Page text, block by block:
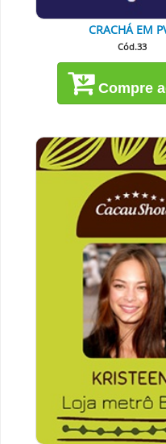
CRACHÁ EM
Cód.33
Compre